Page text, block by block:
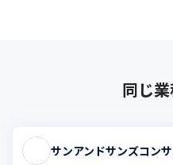
同じ
サンアンドサンズコン